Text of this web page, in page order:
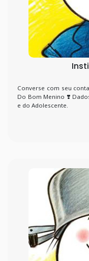
Converse com seu
Do Bom Menino ❣️
e do Adolescente.